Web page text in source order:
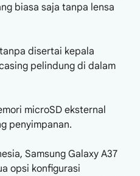
biasa saja tanpa lensa
disertai kepala
pelindung di dalam
microSD eksternal
penyimpanan.
Samsung Galaxy A37
opsi konfigurasi